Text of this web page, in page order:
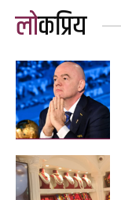
लोकप्रिय